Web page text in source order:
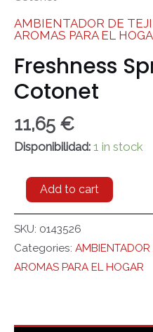
AMBIENTADOR DE
AROMAS PARA EL
Freshness
Cotonet
11,65 €
Disponibilidad: 1 in stock
Add to cart
SKU: 0143526
Categories: AMBIENTADOR
AROMAS PARA EL HOGAR